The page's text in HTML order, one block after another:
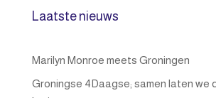
Laatste nieuws
Marilyn Monroe meets Groningen
Groningse 4Daagse; samen laten we